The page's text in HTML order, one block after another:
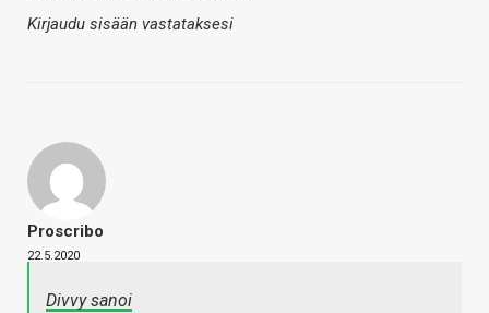
Kirjaudu sisään vastataksesi
Proscribo
22.5.2020
Divvy sanoi